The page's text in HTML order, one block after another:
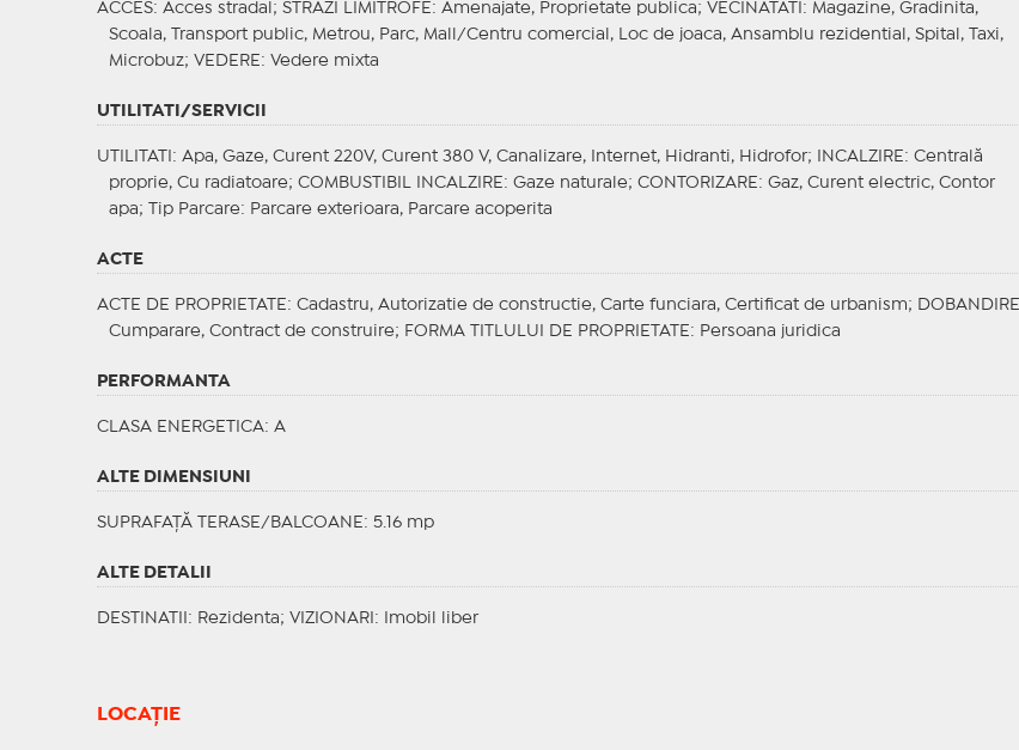
ACCES: Acces stradal; STRAZI LIMITROFE : Amenajate, Proprietate publica; VECINATATI
: Magazine, Gradinita,
Scoala, Transport public, Metrou, Parc, Mall/Centru comercial, Loc de joaca, Ansamblu rezidential, Spital, Taxi,
Microbuz; VEDERE : Vedere mixta
UTILITATI/SERVICII
UTILITATI : Apa, Gaze, Curent 220V, Curent 380 V, Canalizare, Internet, Hidranti, Hidrofor; INCALZIRE : Centrală
proprie, Cu radiatoare; COMBUSTIBIL INCALZIRE : Gaze naturale; CONTORIZARE : Gaz, Curent electric, Contor
apa;
Tip Parcare: Parcare exterioara, Parcare acoperita
ACTE
ACTE DE PROPRIETATE : Cadastru, Autorizatie de constructie, Carte funciara, Certificat de urbanism; DOBANDIRE
Cumparare, Contract de construire; FORMA TITLULUI DE PROPRIETATE : Persoana juridica
PERFORMANTA
CLASA ENERGETICA: A
ALTE DIMENSIUNI
SUPRAFAȚĂ TERASE/BALCOANE: 5.16 mp
ALTE DETALII
DESTINATII : Rezidenta; VIZIONARI : Imobil liber
LOCAȚIE